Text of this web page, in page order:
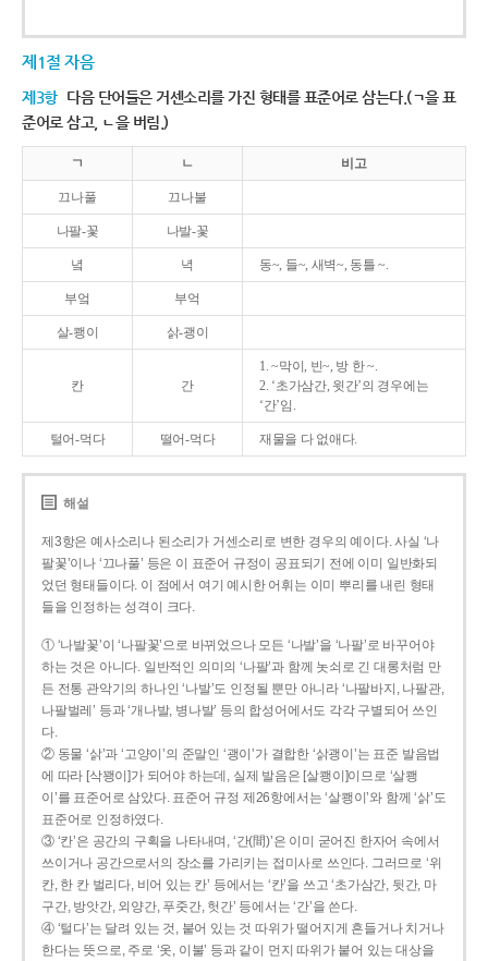
제1절 자음
제3항 다음 단어들은 거센소리를 가진 형태를 표준어로 삼는다.(ㄱ을 표
준어로 삼고, ㄴ을 버림.)
ㄱ ㄴ 비고
끄나풀 끄나불
나팔-꽃 나발-꽃
녘 녁 동~, 들~, 새벽~, 동틀 ~.
부엌 부억
살-쾡이 삵-괭이
칸 간
1. ~막이, 빈~, 방 한 ~.
2. ‘초가삼간, 윗간’의 경우에는
‘간’임.
털어-먹다 떨어-먹다 재물을 다 없애다.
해설
제3항은 예사소리나 된소리가 거센소리로 변한 경우의 예이다. 사실 ‘나
팔꽃’이나 ‘끄나풀’ 등은 이 표준어 규정이 공표되기 전에 이미 일반화되
었던 형태들이다. 이 점에서 여기 예시한 어휘는 이미 뿌리를 내린 형태
들을 인정하는 성격이 크다.
① ‘나발꽃’이 ‘나팔꽃’으로 바뀌었으나 모든 ‘나발’을 ‘나팔’로 바꾸어야
하는 것은 아니다. 일반적인 의미의 ‘나팔’과 함께 놋쇠로 긴 대롱처럼 만
든 전통 관악기의 하나인 ‘나발’도 인정될 뿐만 아니라 ‘나팔바지, 나팔관,
나팔벌레’ 등과 ‘개나발, 병나발’ 등의 합성어에서도 각각 구별되어 쓰인
다.
② 동물 ‘삵’과 ‘고양이’의 준말인 ‘괭이’가 결합한 ‘삵괭이’는 표준 발음법
에 따라 [삭꽹이]가 되어야 하는데, 실제 발음은 [살쾡이]이므로 ‘살쾡
이’를 표준어로 삼았다. 표준어 규정 제26항에서는 ‘살쾡이’와 함께 ‘삵’도
표준어로 인정하였다.
③ ‘칸’은 공간의 구획을 나타내며, ‘간(間)’은 이미 굳어진 한자어 속에서
쓰이거나 공간으로서의 장소를 가리키는 접미사로 쓰인다. 그러므로 ‘위
칸, 한 칸 벌리다, 비어 있는 칸’ 등에서는 ‘칸’을 쓰고 ‘초가삼간, 뒷간, 마
구간, 방앗간, 외양간, 푸줏간, 헛간’ 등에서는 ‘간’을 쓴다.
④ ‘털다’는 달려 있는 것, 붙어 있는 것 따위가 떨어지게 흔들거나 치거나
한다는 뜻으로, 주로 ‘옷, 이불’ 등과 같이 먼지 따위가 붙어 있는 대상을